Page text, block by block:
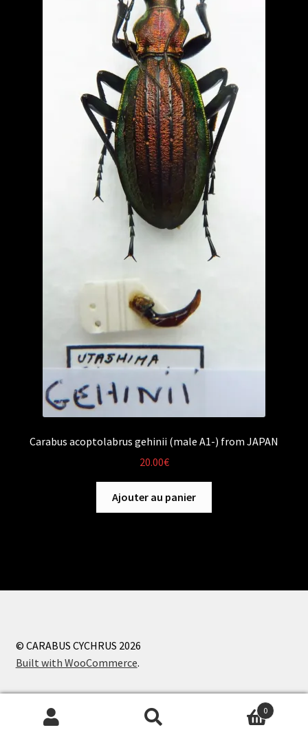
Carabus acoptolabrus gehinii (male A1-) from JAPAN
20.00€
Ajouter au panier
© CARABUS CYCHRUS 2026
Built with WooCommerce.
Recherche
Recherche
0